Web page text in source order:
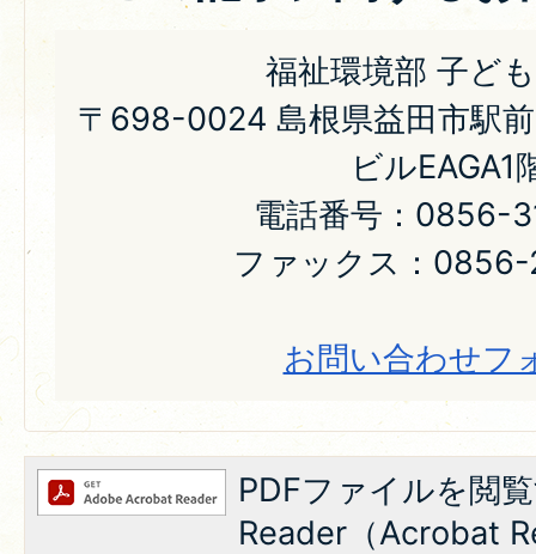
福祉環境部 子ど
〒698-0024 島根県益田市駅
ビルEAGA1
電話番号：0856-
ファックス：
お問い合わせフ
PDFファイルを閲
Reader（Acrobat